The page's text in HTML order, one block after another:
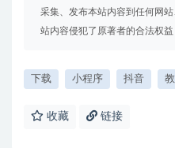
采集、发布本站内容到任何网
站内容侵犯了原著者的合法权益
下载 小程序 抖音
收藏 链接